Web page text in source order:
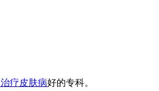
疗皮肤病好的专科。